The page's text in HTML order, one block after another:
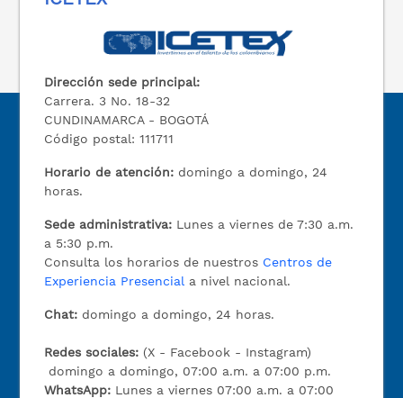
Dirección sede principal:
Carrera. 3 No. 18-32
CUNDINAMARCA - BOGOTÁ
Código postal: 111711
Horario de atención: domingo a domingo, 24
horas.
Sede administrativa: Lunes a viernes de 7:30 a.m.
a 5:30 p.m.
Consulta los horarios de nuestros Centros de
Experiencia Presencial a nivel nacional.
Chat: domingo a domingo, 24 horas.
Redes sociales: (X - Facebook - Instagram)
domingo a domingo, 07:00 a.m. a 07:00 p.m.
WhatsApp: Lunes a viernes 07:00 a.m. a 07:00